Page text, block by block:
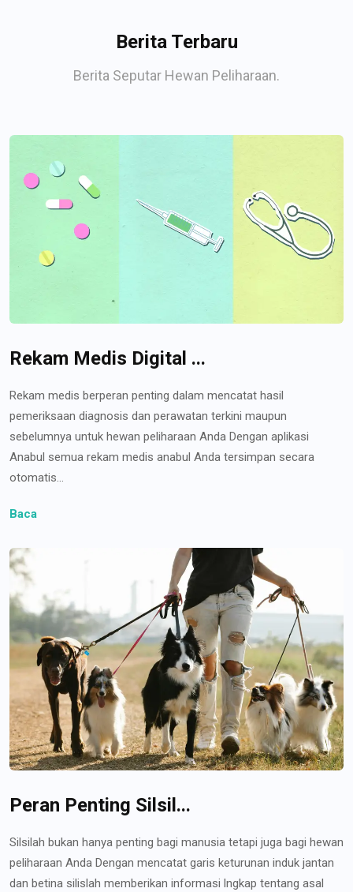
Berita Terbaru
Berita Seputar Hewan Peliharaan.
Rekam Medis Digital ...
Rekam medis berperan penting dalam mencatat hasil
pemeriksaan diagnosis dan perawatan terkini maupun
sebelumnya untuk hewan peliharaan Anda Dengan aplikasi
Anabul semua rekam medis anabul Anda tersimpan secara
otomatis...
Baca
Peran Penting Silsil...
Silsilah bukan hanya penting bagi manusia tetapi juga bagi hewan
peliharaan Anda Dengan mencatat garis keturunan induk jantan
dan betina silislah memberikan informasi lngkap tentang asal